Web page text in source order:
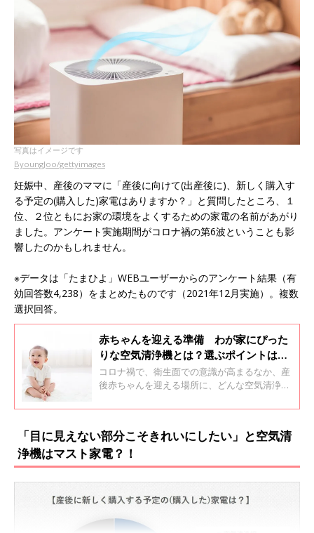
写真はイメージです
ByoungJoo/gettyimages
妊娠中、産後のママに「産後に向けて(出産後に)、新しく購入す
る予定の(購入した)家電はありますか？」と質問したところ、１
位、２位ともにお家の環境をよくするための家電の名前があがり
ました。アンケート実施期間がコロナ禍の第6波ということも影
響したのかもしれません。
※データは「たまひよ」WEBユーザーからのアンケート結果（有
効回答数4,238）をまとめたものです（2021年12月実施）。複数
選択回答。
赤ちゃんを迎える準備 わが家にぴった
りな空気清浄機とは？選ぶポイントは６
つだけ！
コロナ禍で、衛生面での意識が高まるなか、産
後赤ちゃんを迎える場所に、どんな空気清浄機
妊娠中から、何を基準に選んだらいいか、知っ
「目に見えない部分こそきれいにしたい」と空気清
浄機はマスト家電？！